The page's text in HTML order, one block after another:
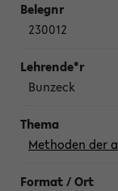
230012
Bunzeck
Methoden der